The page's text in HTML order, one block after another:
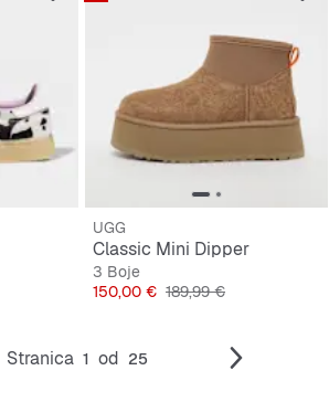
UGG
Classic Mini Dipper
3 Boje
Cijena
150,00 € Originalna cijena
189,99 €
Stranica 1 od 25